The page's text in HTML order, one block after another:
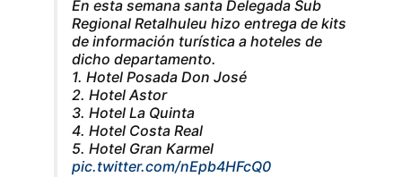
En esta semana santa Delegada Sub
Regional Retalhuleu hizo entrega de kits
de información turística a hoteles de
dicho departamento.
1. Hotel Posada Don José
2. Hotel Astor
3. Hotel La Quinta
4. Hotel Costa Real
5. Hotel Gran Karmel
pic.twitter.com/nEpb4HFcQ0